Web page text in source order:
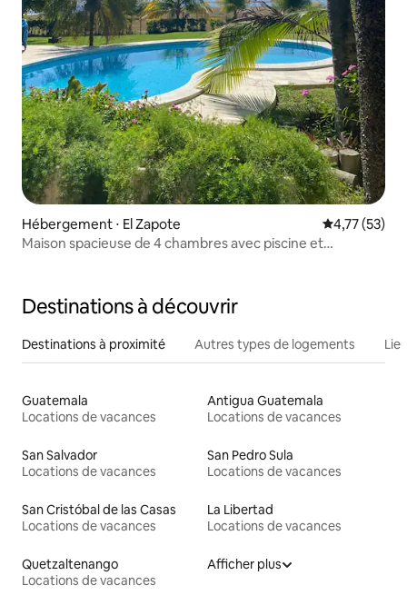
Hébergement ⋅ El Zapote Évaluation
4,77 (53)
Maison spacieuse de 4 chambres avec piscine et
Destinations à découvrir
Destinations à proximité Autres types de logements
Guatemala
Locations de vacances
Antigua Guatemala
Locations de vacances
San Salvador
Locations de vacances
San Pedro Sula
Locations de vacances
San Cristóbal de las Casas
Locations de vacances
La Libertad
Locations de vacances
Quetzaltenango
Locations de vacances
Afficher plus